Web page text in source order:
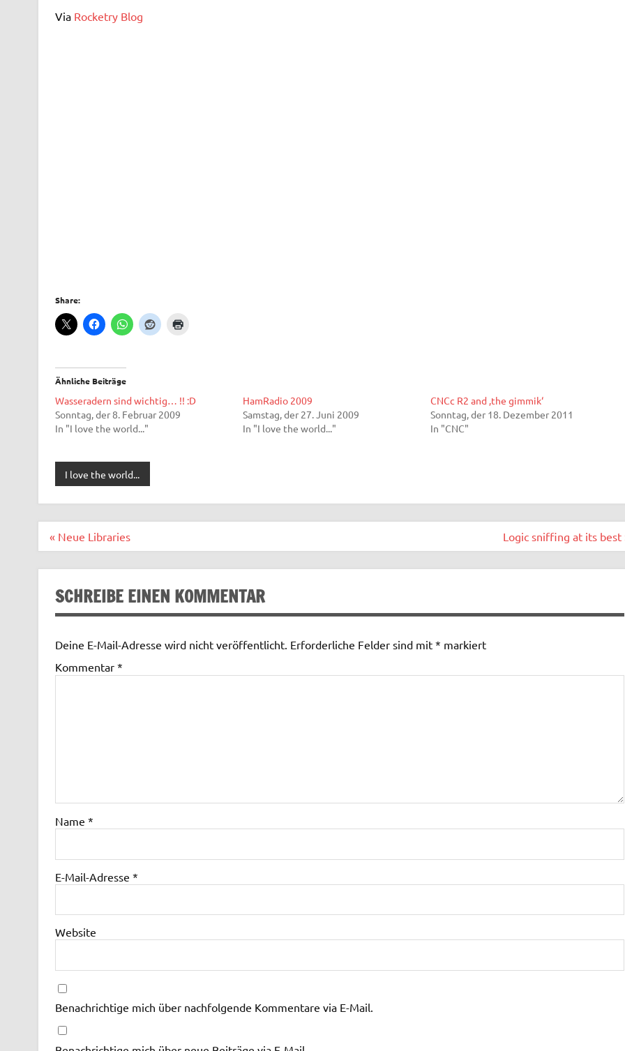
Via Rocketry Blog
Share:
Ähnliche Beiträge
Wasseradern sind wichtig… !! :D
Sonntag, der 8. Februar 2009
In "I love the world..."
HamRadio 2009
Samstag, der 27. Juni 2009
In "I love the world..."
CNCc R2 and ‚the gimmik‘
Sonntag, der 18. Dezember 2011
In "CNC"
I love the world...
Beitragsnavigation
« Neue Libraries Logic sniffing at its best
SCHREIBE EINEN KOMMENTAR
Deine E-Mail-Adresse wird nicht veröffentlicht. Erforderliche Felder sind mit * markiert
Kommentar *
Name *
E-Mail-Adresse *
Website
Benachrichtige mich über nachfolgende Kommentare via E-Mail.